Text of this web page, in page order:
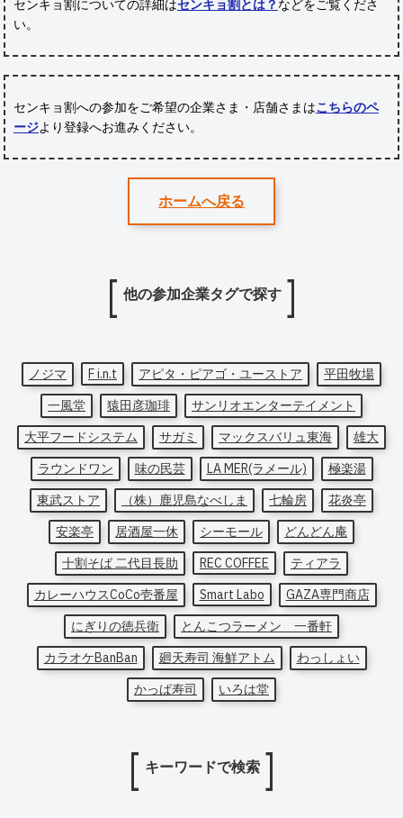
センキョ割についての詳細はセンキョ割とは？ などをご覧くださ
い。
センキョ割への参加をご希望の企業さま・店舗さまはこちらのペ
ージより登録へお進みください。
ホームへ戻る
他の参加企業タグで探す
ノジマ F i.n.t アピタ・ピアゴ・ユーストア
平田牧場
一風堂
猿田彦珈琲
サンリオエンターテイメント
大平フードシステム
サガミ マックスバリュ東海
雄大
ラウンドワン
味の民芸 LA MER(ラメール)
極楽湯
東武ストア
（株）鹿児島なべしま 七輪房
花炎亭
安楽亭
居酒屋一休 シーモール
どんどん庵
十割そば 二代目長助
REC COFFEE
ティアラ
カレーハウスCoCo壱番屋
Smart Labo
GAZA専門商店
にぎりの徳兵衛
とんこつラーメン 一番軒
カラオケBanBan
廻天寿司 海鮮アトム
わっしょい
かっぱ寿司
いろは堂
キーワードで検索